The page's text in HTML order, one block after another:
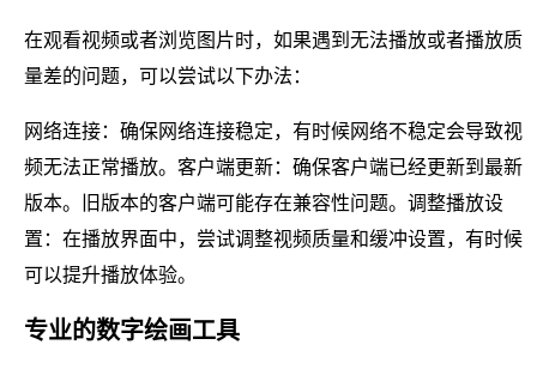
在观看视频或者浏览图片时，如果遇到无法播放或者播放质
量差的问题，可以尝试以下办法：
网络连接：确保网络连接稳定，有时候网络不稳定会导致视
频无法正常播放。客户端更新：确保客户端已经更新到最新
版本。旧版本的客户端可能存在兼容性问题。调整播放设
置：在播放界面中，尝试调整视频质量和缓冲设置，有时候
可以提升播放体验。
专业的数字绘画工具